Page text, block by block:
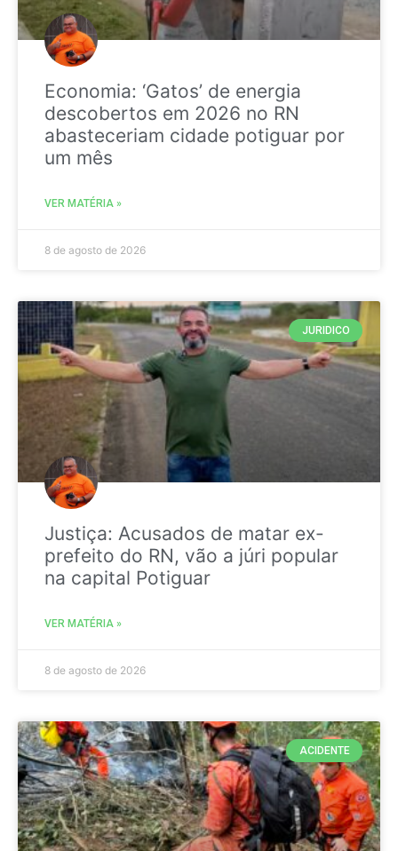
Economia: ‘Gatos’ de energia
descobertos em 2026 no RN
abasteceriam cidade potiguar por
um mês
VER MATÉRIA »
8 de agosto de 2026
JURIDICO
Justiça: Acusados de matar ex-
prefeito do RN, vão a júri popular
na capital Potiguar
VER MATÉRIA »
8 de agosto de 2026
ACIDENTE